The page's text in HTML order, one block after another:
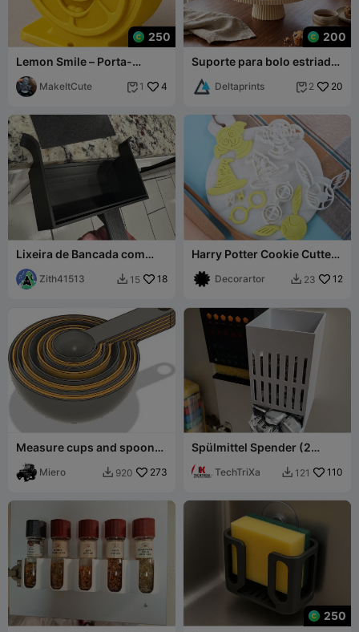
250
Lemon Smile – Porta-
Esponja de Cozinha Fofo
MakeItCute  1 4
200
Suporte para bolo estriado,
Deltaprints  2 20
Lixeira de Bancada com
Raspador
Zith41513  15 18
Harry Potter Cookie Cutters
Decorartor  23 12
Measure cups and spoons
set
Miero  920 273
Spülmittel Spender (2
TechTriXa  121 110
250